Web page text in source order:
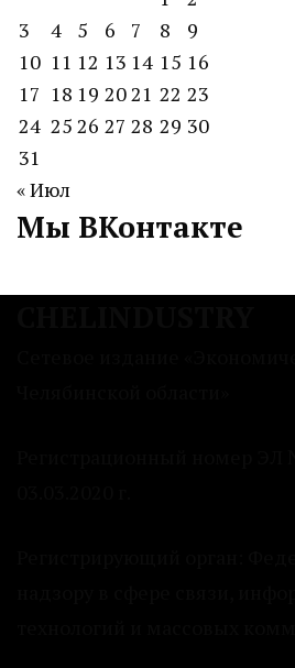
3
4 5 6 7 8
9
10 11 12 13 14 15 16
17 18 19 2021 22 23
24 25 26 27 28 29 30
31
« Июл
Мы ВКонтакте